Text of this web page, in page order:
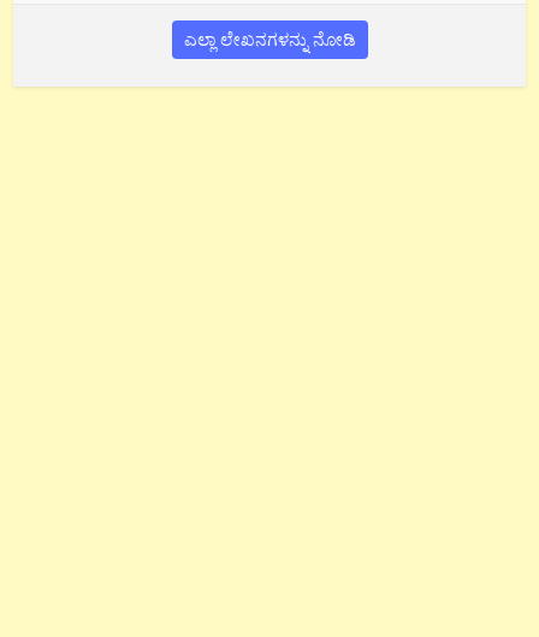
ಎಲ್ಲಾ ಲೇಖನಗಳನ್ನು ನೋಡಿ